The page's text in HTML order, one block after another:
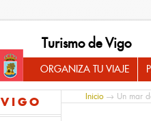
Turismo de Vigo
ORGANIZA TU VIAJE
VIGO Inicio→ Un mar